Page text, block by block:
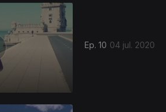
Ep. 10 04 jul. 2020